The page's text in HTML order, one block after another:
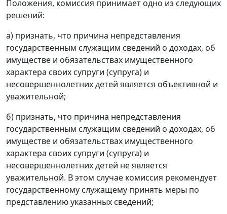
Положения, комиссия принимает одно из следующих
решений:
а) признать, что причина непредставления
государственным служащим сведений о доходах, об
имуществе и обязательствах имущественного
характера своих супруги (супруга) и
несовершеннолетних детей является объективной и
уважительной;
б) признать, что причина непредставления
государственным служащим сведений о доходах, об
имуществе и обязательствах имущественного
характера своих супруги (супруга) и
несовершеннолетних детей не является
уважительной. В этом случае комиссия рекомендует
государственному служащему принять меры по
представлению указанных сведений;